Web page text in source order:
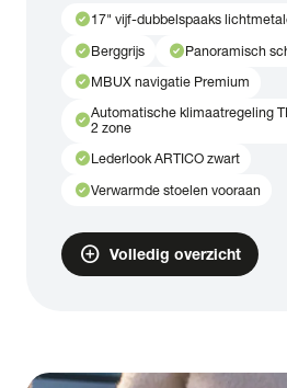
check_circle17" vijf-dubbelspaaks
check_circleBerggrijs check_circlePanoramisch
check_circleMBUX navigatie Premium
check_circleAutomatische klimaatregeling
2 zone
check_circleLederlook ARTICO zwart
check_circleVerwarmde stoelen vooraan
add_circle Volledig overzicht